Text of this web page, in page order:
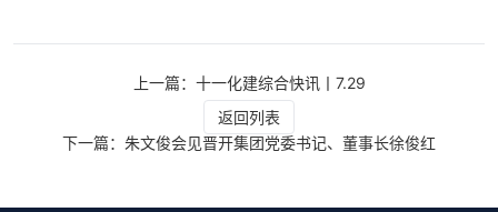
上一篇：十一化建综合快讯丨7.29
返回列表
下一篇：朱文俊会见晋开集团党委书记、董事长徐俊红